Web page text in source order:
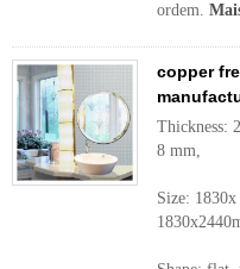
ordem.
copper
Thickness:
8 mm,
Size: